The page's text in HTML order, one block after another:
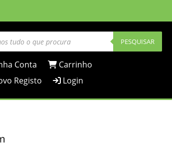
PESQUISAR
Conta
Carrinho
Registo
Login